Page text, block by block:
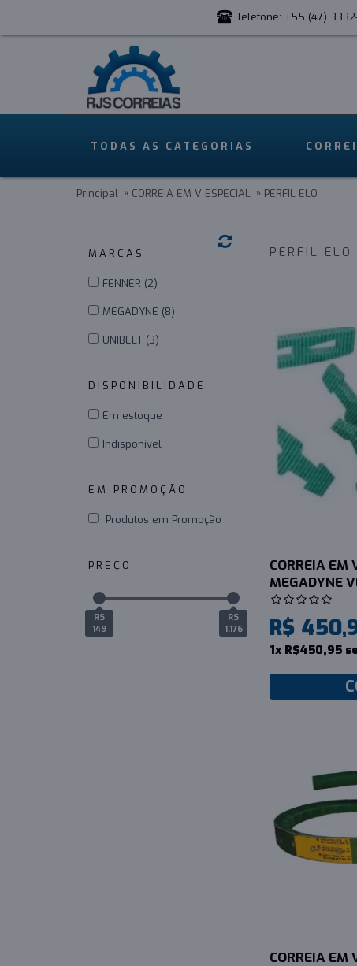
Telefone: +55 (47)
TODAS AS CATEGORIAS
Principal CORREIA EM V ESPECIAL PERFIL ELO
MARCAS
FENNER (2)
MEGADYNE (8)
UNIBELT (3)
DISPONIBILIDADE
Em estoque
Indisponível
EM PROMOÇÃO
Produtos em Promoção
PREÇO
R$
149
R$
1.176
PERFIL ELO
CORREIA EM
MEGADYNE
R$
1x R$450,95
CORREIA EM